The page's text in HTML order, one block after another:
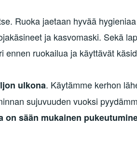
Ruoka jaetaan hyvää hygieniaa
ja kasvomaski. Sekä
ennen ruokailua ja käyttävät
ulkona. Käytämme kerhon
sujuvuuden vuoksi
on sään mukainen